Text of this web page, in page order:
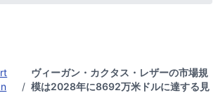
/
ヴィーガン・カクタス・レザーの市場規
模は2028年に8692万米ドルに達する見